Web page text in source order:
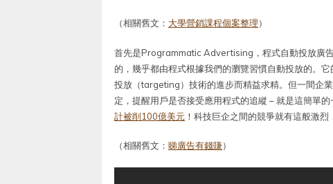
（相關舊文： 大學營銷課程個案整理）
首先是Programmatic Advertising，程式自動投放廣
的，幾乎都由程式根據我們的瀏覽習慣自動投放的。
投放（targeting）技術的進步而精益求精。但一間企
定，提醒用戶是否接受應用程式的追縱 – 就是這簡單
計被削100億美元 ！科技巨企之間的競爭就有這般激烈
（相關舊文： 睇廣告有錢賺）